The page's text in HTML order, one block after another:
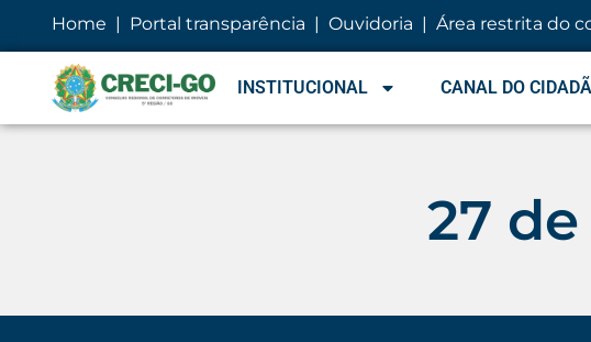
conteúdo
Home | Portal transparência | Ouvidoria | Área restrita do
INSTITUCIONAL CANAL DO
27